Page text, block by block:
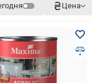
Цена